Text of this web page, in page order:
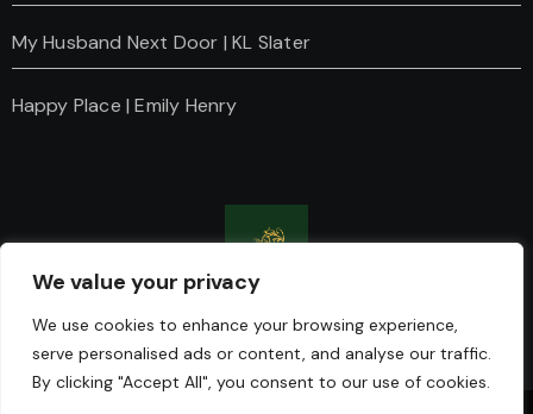
We value your privacy
We use cookies to enhance your browsing experience,
serve personalised ads or content, and analyse our traffic.
By clicking "Accept All", you consent to our use of cookies.
My Husband Next Door | KL Slater
Happy Place | Emily Henry
Charanti & Chai